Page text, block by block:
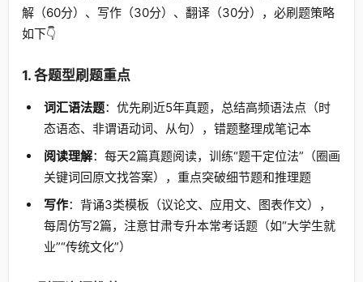
解（60分）、写作（30分）、翻译（30分），必刷题策略
如下👇
1. 各题型刷题重点
词汇语法题：优先刷近5年真题，总结高频语法点（时
态语态、非谓语动词、从句），错题整理成笔记本
阅读理解：每天2篇真题阅读，训练“题干定位法”（圈画
关键词回原文找答案），重点突破细节题和推理题
写作：背诵3类模板（议论文、应用文、图表作文），
每周仿写2篇，注意甘肃专升本常考话题（如“大学生就
业”“传统文化”）